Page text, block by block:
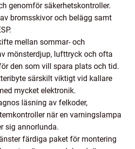
genomför säkerhetskontroller.
bromsskivor och belägg samt
mellan sommar- och
mönsterdjup, lufttryck och ofta
den som vill spara plats och tid.
särskilt viktigt vid kallare
mycket elektronik.
läsning av felkoder,
när en varningslampa
sig annorlunda.
färdiga paket för montering